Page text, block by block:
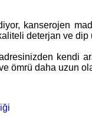
kanserojen
deterjan ve dip
ömrü daha uzun